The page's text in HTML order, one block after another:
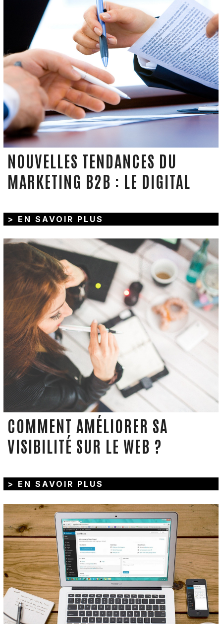
NOUVELLES TENDANCES DU
MARKETING B2B : LE DIGITAL
> EN SAVOIR PLUS
COMMENT AMÉLIORER SA
VISIBILITÉ SUR LE WEB ?
> EN SAVOIR PLUS